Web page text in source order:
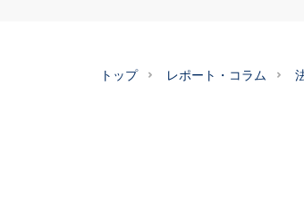
トップ レポート・コラム